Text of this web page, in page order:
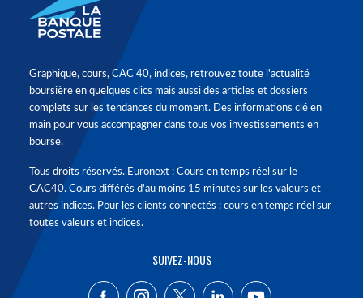
Graphique, cours, CAC 40, indices, retrouvez toute l'actualité
boursière en quelques clics mais aussi des articles et dossiers
complets sur les tendances du moment. Des informations clé en
main pour vous accompagner dans tous vos investissements en
bourse.
Tous droits réservés. Euronext : Cours en temps réel sur le
CAC40. Cours différés d'au moins 15 minutes sur les valeurs et
autres indices. Pour les clients connectés : cours en temps réel sur
toutes valeurs et indices.
SUIVEZ-NOUS